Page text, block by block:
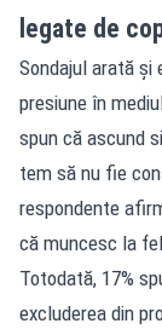
legate de
Sondajul arată și
presiune în
spun că ascund
tem să nu fie
respondente
că muncesc la
Totodată, 17%
excluderea din